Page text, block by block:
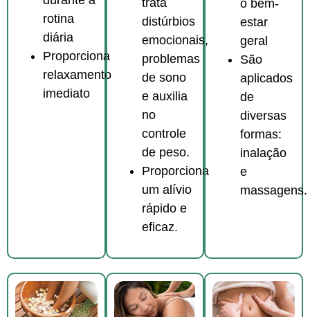
rotina
diária
Proporciona
relaxamento
imediato
trata
distúrbios
emocionais,
problemas
de sono
e auxilia
no
controle
de peso.
Proporciona
um alívio
rápido e
eficaz.
o bem-
estar
geral
São
aplicados
de
diversas
formas:
inalação
e
massagens.